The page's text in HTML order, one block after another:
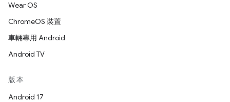
Wear OS
ChromeOS 裝置
車輛專用 Android
Android TV
版本
Android 17